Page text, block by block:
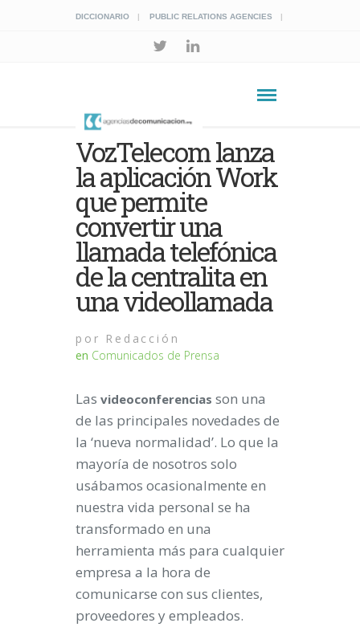
DICCIONARIO PUBLIC RELATIONS AGENCIES
VozTelecom lanza
la aplicación Work
que permite
convertir una
llamada telefónica
de la centralita en
una videollamada
por Redacción
en Comunicados de Prensa
Las videoconferencias son una
de las principales novedades de
la ‘nueva normalidad’. Lo que la
mayoría de nosotros solo
usábamos ocasionalmente en
nuestra vida personal se ha
transformado en una
herramienta más para cualquier
empresa a la hora de
comunicarse con sus clientes,
proveedores y empleados.